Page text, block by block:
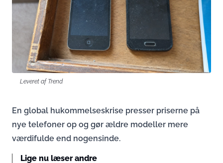
Leveret af Trend
En global hukommelseskrise presser priserne på
nye telefoner op og gør ældre modeller mere
værdifulde end nogensinde.
Lige nu læser andre